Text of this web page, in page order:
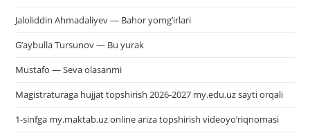
Jaloliddin Ahmadaliyev — Bahor yomg’irlari
G’aybulla Tursunov — Bu yurak
Mustafo — Seva olasanmi
Magistraturaga hujjat topshirish 2026-2027 my.edu.uz sayti orqali
1-sinfga my.maktab.uz online ariza topshirish videoyo’riqnomasi